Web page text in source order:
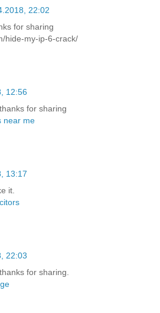
22:02
for sharing
hide-my-ip-6-crack/
12:56
for sharing
near me
13:17
it.
22:03
for sharing.